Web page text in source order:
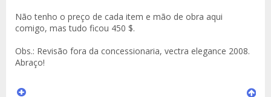
Não tenho o preço de cada item e mão de obra aqui
comigo, mas tudo ficou 450 $.
Obs.: Revisão fora da concessionaria, vectra elegance 2008.
Abraço!